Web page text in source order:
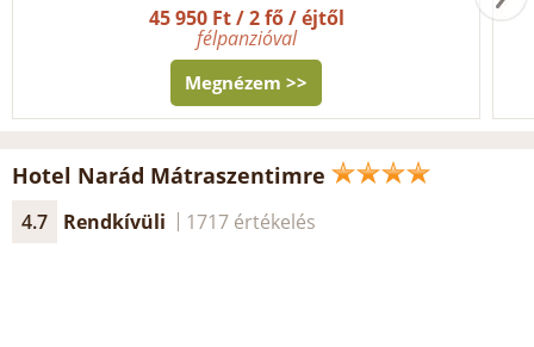
45 950 Ft / 2 fő / éjtől
félpanzióval
Megnézem >>
Hotel Narád Mátraszentimre
4.7 Rendkívüli 1717 értékelés